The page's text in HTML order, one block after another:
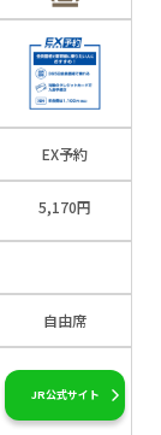
EX予約
5,170円
自由席
JR公式サイト